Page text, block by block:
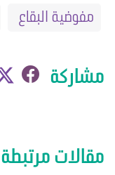
مفوضية البقاع
مشاركة
مقالات مرتبطة